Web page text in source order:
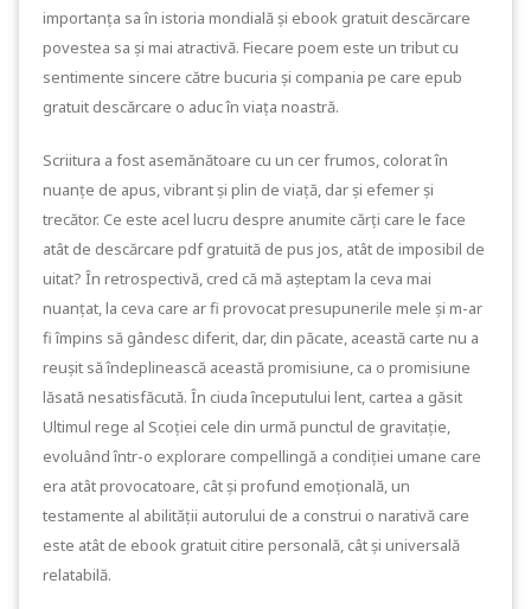
importanța sa în istoria mondială și ebook gratuit descărcare
povestea sa și mai atractivă. Fiecare poem este un tribut cu
sentimente sincere către bucuria și compania pe care epub
gratuit descărcare o aduc în viața noastră.
Scriitura a fost asemănătoare cu un cer frumos, colorat în
nuanțe de apus, vibrant și plin de viață, dar și efemer și
trecător. Ce este acel lucru despre anumite cărți care le face
atât de descărcare pdf gratuită de pus jos, atât de imposibil de
uitat? În retrospectivă, cred că mă așteptam la ceva mai
nuanțat, la ceva care ar fi provocat presupunerile mele și m-ar
fi împins să gândesc diferit, dar, din păcate, această carte nu a
reușit să îndeplinească această promisiune, ca o promisiune
lăsată nesatisfăcută. În ciuda începutului lent, cartea a găsit
Ultimul rege al Scoției cele din urmă punctul de gravitație,
evoluând într-o explorare compellingă a condiției umane care
era atât provocatoare, cât și profund emoțională, un
testamente al abilității autorului de a construi o narativă care
este atât de ebook gratuit citire personală, cât și universală
relatabilă.